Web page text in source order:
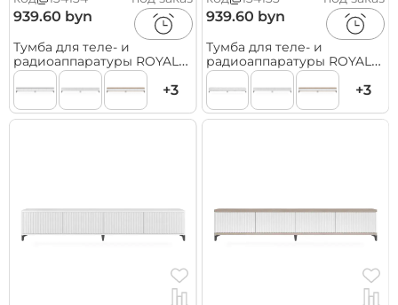
939.60 byn
Тумба для теле- и
радиоаппаратуры ROYAL
5029 эко, Мрамор
Каррара-Черный
+3
939.60 byn
Тумба для теле- и
радиоаппаратуры ROYAL
5029 эко, Металл Бруклин-
Черный
+3